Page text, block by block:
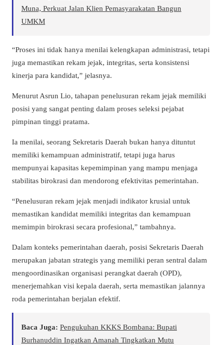
Muna, Perkuat Jalan Klien Pemasyarakatan Bangun
UMKM
“Proses ini tidak hanya menilai kelengkapan administrasi, tetapi
juga memastikan rekam jejak, integritas, serta konsistensi
kinerja para kandidat,” jelasnya.
Menurut Asrun Lio, tahapan penelusuran rekam jejak memiliki
posisi yang sangat penting dalam proses seleksi pejabat
pimpinan tinggi pratama.
Ia menilai, seorang Sekretaris Daerah bukan hanya dituntut
memiliki kemampuan administratif, tetapi juga harus
mempunyai kapasitas kepemimpinan yang mampu menjaga
stabilitas birokrasi dan mendorong efektivitas pemerintahan.
“Penelusuran rekam jejak menjadi indikator krusial untuk
memastikan kandidat memiliki integritas dan kemampuan
memimpin birokrasi secara profesional,” tambahnya.
Dalam konteks pemerintahan daerah, posisi Sekretaris Daerah
merupakan jabatan strategis yang memiliki peran sentral dalam
mengoordinasikan organisasi perangkat daerah (OPD),
menerjemahkan visi kepala daerah, serta memastikan jalannya
roda pemerintahan berjalan efektif.
Baca Juga: Pengukuhan KKKS Bombana: Bupati
Burhanuddin Ingatkan Amanah Tingkatkan Mutu